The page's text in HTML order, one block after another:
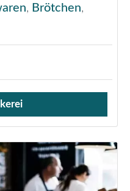
, Brötchen,